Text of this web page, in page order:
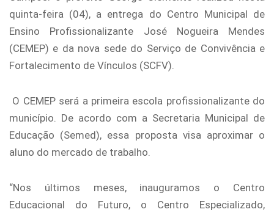
quinta-feira (04), a entrega do Centro Municipal de
Ensino Profissionalizante José Nogueira Mendes
(CEMEP) e da nova sede do Serviço de Convivência e
Fortalecimento de Vínculos (SCFV).
O CEMEP será a primeira escola profissionalizante do
município. De acordo com a Secretaria Municipal de
Educação (Semed), essa proposta visa aproximar o
aluno do mercado de trabalho.
“Nos últimos meses, inauguramos o Centro
Educacional do Futuro, o Centro Especializado,